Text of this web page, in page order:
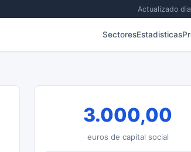
Actualizado
SectoresEstadisticas
3.000,00
euros de capital social